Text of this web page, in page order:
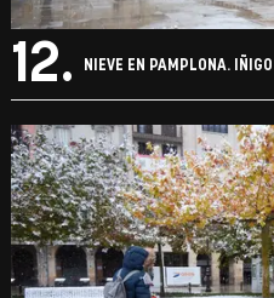
12. NIEVE EN PAMPLONA.